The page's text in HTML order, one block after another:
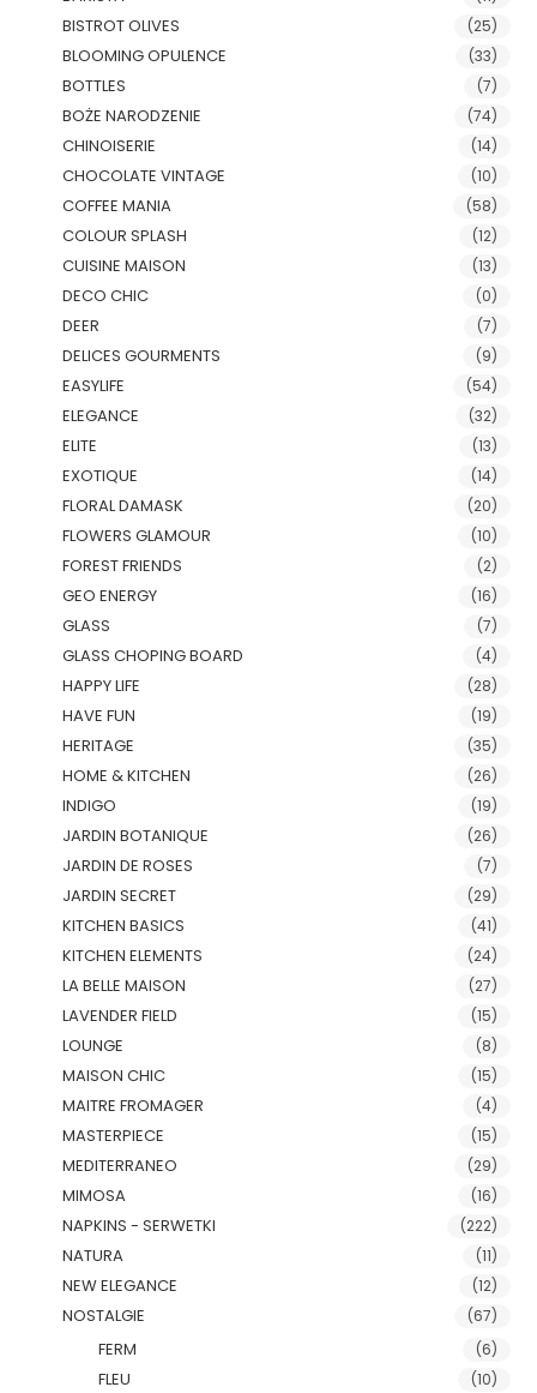
BISTROT OLIVES (25)
BLOOMING OPULENCE (33)
BOTTLES (7)
BOŻE NARODZENIE (74)
CHINOISERIE (14)
CHOCOLATE VINTAGE (10)
COFFEE MANIA (58)
COLOUR SPLASH (12)
CUISINE MAISON (13)
DECO CHIC (0)
DEER (7)
DELICES GOURMENTS (9)
EASYLIFE (54)
ELEGANCE (32)
ELITE (13)
EXOTIQUE (14)
FLORAL DAMASK (20)
FLOWERS GLAMOUR (10)
FOREST FRIENDS (2)
GEO ENERGY (16)
GLASS (7)
GLASS CHOPING BOARD (4)
HAPPY LIFE (28)
HAVE FUN (19)
HERITAGE (35)
HOME & KITCHEN (26)
INDIGO (19)
JARDIN BOTANIQUE (26)
JARDIN DE ROSES (7)
JARDIN SECRET (29)
KITCHEN BASICS (41)
KITCHEN ELEMENTS (24)
LA BELLE MAISON (27)
LAVENDER FIELD (15)
LOUNGE (8)
MAISON CHIC (15)
MAITRE FROMAGER (4)
MASTERPIECE (15)
MEDITERRANEO (29)
MIMOSA (16)
NAPKINS - SERWETKI (222)
NATURA (11)
NEW ELEGANCE (12)
NOSTALGIE (67)
FERM (6)
FLEU (10)